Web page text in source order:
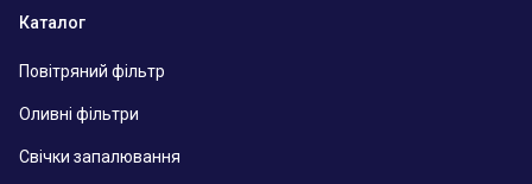
Каталог
Повітряний фільтр
Оливні фільтри
Свічки запалювання